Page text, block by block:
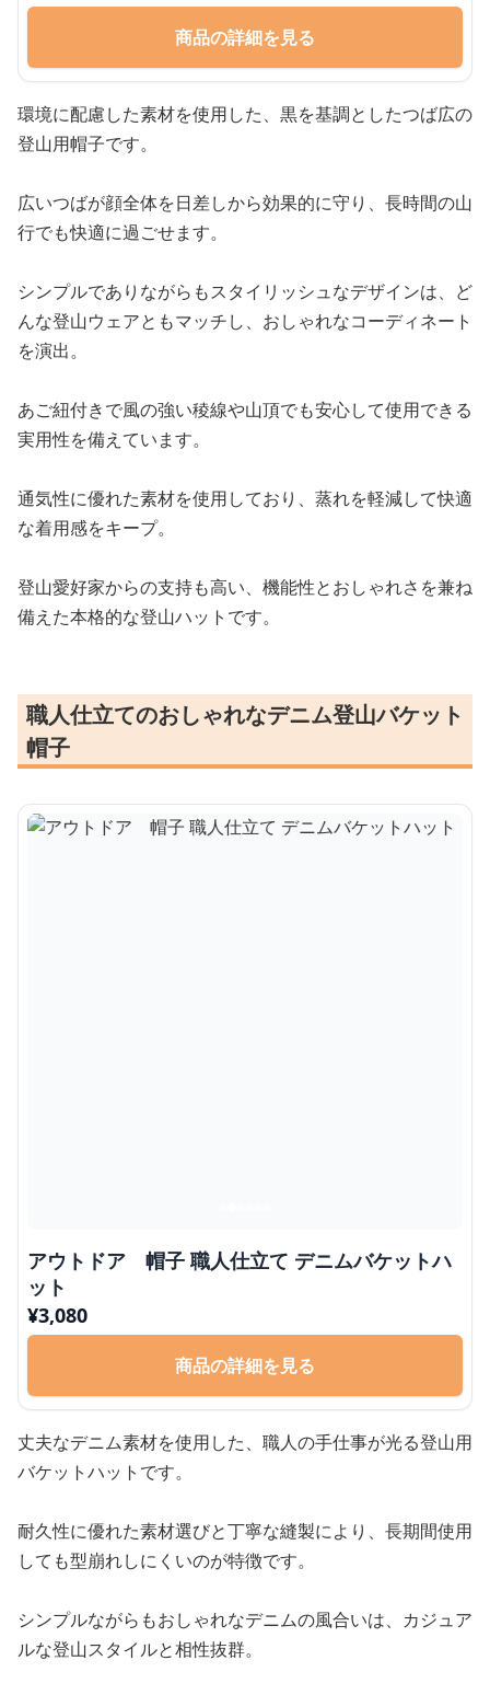
商品の詳細を見る
環境に配慮した素材を使用した、黒を基調としたつば広の
登山用帽子です。
広いつばが顔全体を日差しから効果的に守り、長時間の山
行でも快適に過ごせます。
シンプルでありながらもスタイリッシュなデザインは、ど
んな登山ウェアともマッチし、おしゃれなコーディネート
を演出。
あご紐付きで風の強い稜線や山頂でも安心して使用できる
実用性を備えています。
通気性に優れた素材を使用しており、蒸れを軽減して快適
な着用感をキープ。
登山愛好家からの支持も高い、機能性とおしゃれさを兼ね
備えた本格的な登山ハットです。
職人仕立てのおしゃれなデニム登山バケット
帽子
アウトドア 帽子 職人仕立て デニムバケットハ
ット
¥3,080
商品の詳細を見る
丈夫なデニム素材を使用した、職人の手仕事が光る登山用
バケットハットです。
耐久性に優れた素材選びと丁寧な縫製により、長期間使用
しても型崩れしにくいのが特徴です。
シンプルながらもおしゃれなデニムの風合いは、カジュア
ルな登山スタイルと相性抜群。